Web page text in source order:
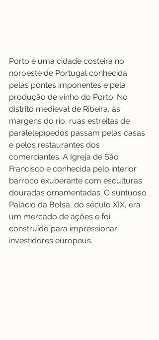
Porto é uma cidade costeira no
noroeste de Portugal conhecida
pelas pontes imponentes e pela
produção de vinho do Porto. No
distrito medieval de Ribeira, às
margens do rio, ruas estreitas de
paralelepípedos passam pelas casas
e pelos restaurantes dos
comerciantes. A Igreja de São
Francisco é conhecida pelo interior
barroco exuberante com esculturas
douradas ornamentadas. O suntuoso
Palácio da Bolsa, do século XIX, era
um mercado de ações e foi
construído para impressionar
investidores europeus.